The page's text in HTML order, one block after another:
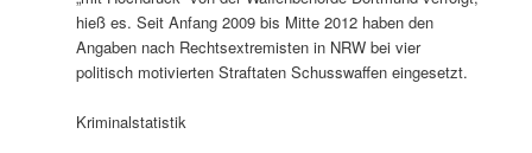
hieß es. Seit Anfang 2009 bis Mitte 2012 haben den
Angaben nach Rechtsextremisten in NRW bei vier
politisch motivierten Straftaten Schusswaffen eingesetzt.
Kriminalstatistik